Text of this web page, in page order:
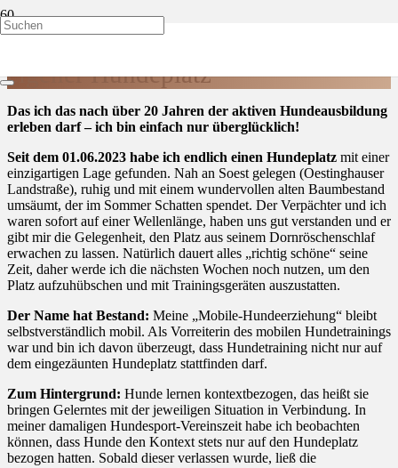
Was lange währt, wird endlich gut –
eigener Hundeplatz
Das ich das nach über 20 Jahren der aktiven Hundeausbildung
erleben darf – ich bin einfach nur überglücklich!
Seit dem 01.06.2023 habe ich endlich einen Hundeplatz mit einer
einzigartigen Lage gefunden. Nah an Soest gelegen (Oestinghauser
Landstraße), ruhig und mit einem wundervollen alten Baumbestand
umsäumt, der im Sommer Schatten spendet. Der Verpächter und ich
waren sofort auf einer Wellenlänge, haben uns gut verstanden und er
gibt mir die Gelegenheit, den Platz aus seinem Dornröschenschlaf
erwachen zu lassen. Natürlich dauert alles „richtig schöne“ seine
Zeit, daher werde ich die nächsten Wochen noch nutzen, um den
Platz aufzuhübschen und mit Trainingsgeräten auszustatten.
Der Name hat Bestand: Meine „Mobile-Hundeerziehung“ bleibt
selbstverständlich mobil. Als Vorreiterin des mobilen Hundetrainings
war und bin ich davon überzeugt, dass Hundetraining nicht nur auf
dem eingezäunten Hundeplatz stattfinden darf.
Zum Hintergrund: Hunde lernen kontextbezogen, das heißt sie
bringen Gelerntes mit der jeweiligen Situation in Verbindung. In
meiner damaligen Hundesport-Vereinszeit habe ich beobachten
können, dass Hunde den Kontext stets nur auf den Hundeplatz
bezogen hatten. Sobald dieser verlassen wurde, ließ die